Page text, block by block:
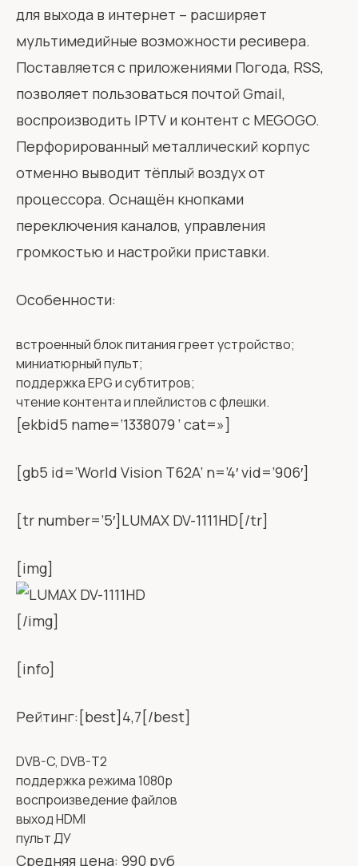
для выхода в интернет – расширяет
мультимедийные возможности ресивера.
Поставляется с приложениями Погода, RSS,
позволяет пользоваться почтой Gmail,
воспроизводить IPTV и контент с MEGOGO.
Перфорированный металлический корпус
отменно выводит тёплый воздух от
процессора. Оснащён кнопками
переключения каналов, управления
громкостью и настройки приставки.
Особенности:
встроенный блок питания греет устройство;
миниатюрный пульт;
поддержка EPG и субтитров;
чтение контента и плейлистов с флешки.
[ekbid5 name=’1338079 ‘ cat=»]
[gb5 id=’World Vision T62A’ n=’4′ vid=’906′]
[tr number=’5′]LUMAX DV-1111HD[/tr]
[img]
[/img]
[info]
Рейтинг:[best]4,7[/best]
DVB-C, DVB-T2
поддержка режима 1080p
воспроизведение файлов
выход HDMI
пульт ДУ
Средняя цена: 990 руб